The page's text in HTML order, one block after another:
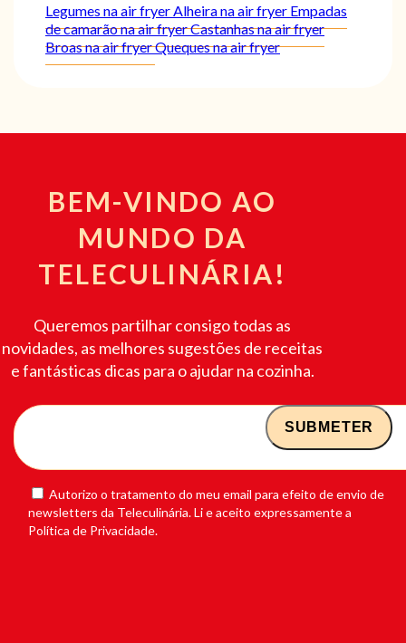
Legumes na air fryerAlheira na air fryer Empadas
de camarão na air fryerCastanhas na air fryer
Broas na air fryerQueques na air fryer
BEM-VINDO AO
MUNDO DA
TELECULINÁRIA!
Queremos partilhar consigo todas as
novidades, as melhores sugestões de receitas
e fantásticas dicas para o ajudar na cozinha.
Autorizo o tratamento do meu email para efeito de envio de
newsletters da Teleculinária. Li e aceito expressamente a
Política de Privacidade.